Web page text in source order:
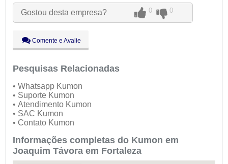
Qua:
09:00 - 18:00
Qui:
09:00 - 18:00
Sáb:
Dom:
Fechado
Gostou desta empresa? 0 0
Comente e Avalie
Pesquisas Relacionadas
• Whatsapp Kumon
• Suporte Kumon
• Atendimento Kumon
• SAC Kumon
• Contato Kumon
Informações completas do Kumon em
Joaquim Távora em Fortaleza